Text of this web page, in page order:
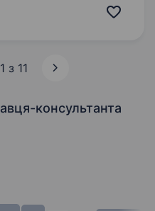
інших товарів для
з 11
консультанта